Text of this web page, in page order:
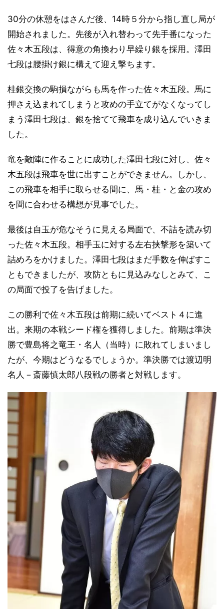
30分の休憩をはさんだ後、14時５分から指し直し局が
開始されました。先後が入れ替わって先手番になった
佐々木五段は、得意の角換わり早繰り銀を採用。澤田
七段は腰掛け銀に構えて迎え撃ちます。
桂銀交換の駒損ながらも馬を作った佐々木五段。馬に
押さえ込まれてしまうと攻めの手立てがなくなってし
まう澤田七段は、銀を捨てて飛車を成り込んでいきま
した。
竜を敵陣に作ることに成功した澤田七段に対し、佐々
木五段は飛車を世に出すことができません。しかし、
この飛車を相手に取らせる間に、馬・桂・と金の攻め
を間に合わせる構想が見事でした。
最後は自玉が危なそうに見える局面で、不詰を読み切
った佐々木五段。相手玉に対する左右挟撃形を築いて
詰めろをかけました。澤田七段はまだ手数を伸ばすこ
ともできましたが、攻防ともに見込みなしとみて、こ
の局面で投了を告げました。
この勝利で佐々木五段は前期に続いてベスト４に進
出。来期の本戦シード権を獲得しました。前期は準決
勝で豊島将之竜王・名人（当時）に敗れてしまいまし
たが、今期はどうなるでしょうか。準決勝では渡辺明
名人－斎藤慎太郎八段戦の勝者と対戦します。